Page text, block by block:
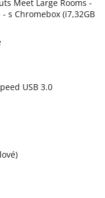
Meet Large Rooms -
s Chromebox (i7,32GB
USB 3.0